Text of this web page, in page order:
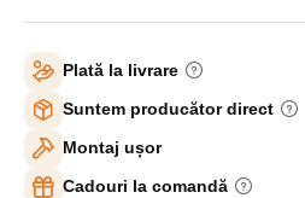
Plată la livrare
Suntem producător direct
Montaj ușor
Cadouri la comandă